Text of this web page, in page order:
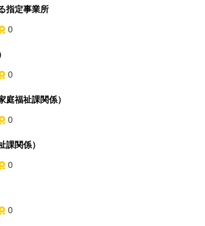
指定事業所
0
0
庭福祉課関係）
0
課関係）
0
0